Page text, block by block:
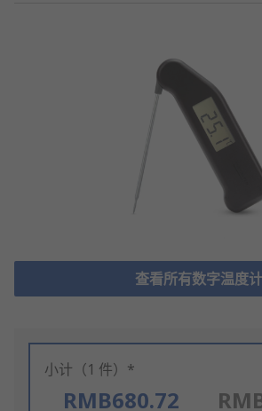
查看所有数字温度计
小计（1 件）*
RMB680.72